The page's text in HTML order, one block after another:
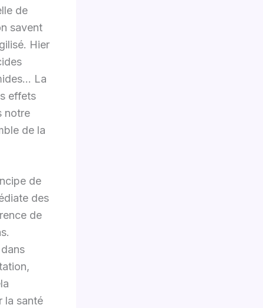
de
savent
Hier
La
effets
notre
de la
de
des
de
la santé